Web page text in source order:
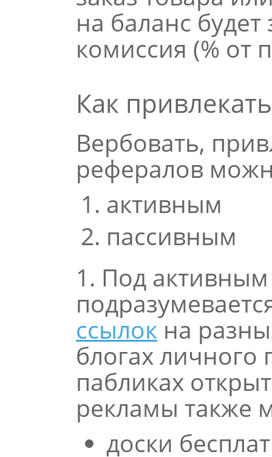
на баланс
комиссия (% от
Как
Вербовать,
рефералов
активным
пассивным
1. Под
ссылокна
блогах личного
пабликах
рекламы также
доски